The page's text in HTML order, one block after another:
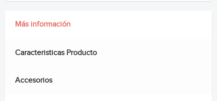
Más información
Caracteristicas Producto
Accesorios